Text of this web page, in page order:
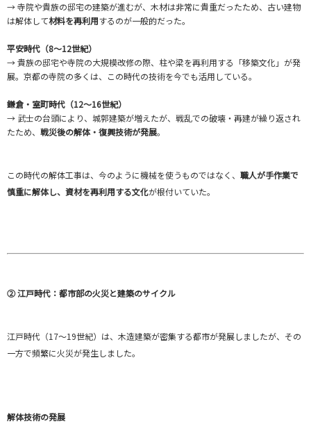
→ 寺院や貴族の邸宅の建築が進むが、木材は非常に貴重だったため、古い建物
は解体して材料を再利用するのが一般的だった。
平安時代（8〜12世紀）
→ 貴族の邸宅や寺院の大規模改修の際、柱や梁を再利用する「移築文化」が発
展。京都の寺院の多くは、この時代の技術を今でも活用している。
鎌倉・室町時代（12〜16世紀）
→ 武士の台頭により、城郭建築が増えたが、戦乱での破壊・再建が繰り返され
たため、 戦災後の解体・復興技術が発展。
この時代の解体工事は、今のように機械を使うものではなく、 職人が手作業で
慎重に解体し、資材を再利用する文化が根付いていた。
② 江戸時代：都市部の火災と建築のサイクル
江戸時代（17〜19世紀）は、木造建築が密集する都市が発展しましたが、その
一方で頻繁に火災が発生しました。
解体技術の発展